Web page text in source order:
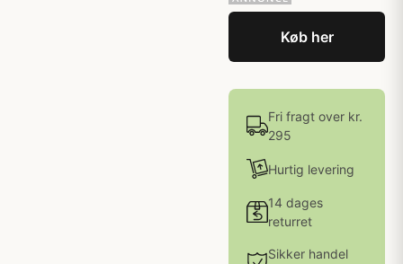
Køb her
Fri fragt over kr.
295
Hurtig levering
14 dages
returret
Sikker handel